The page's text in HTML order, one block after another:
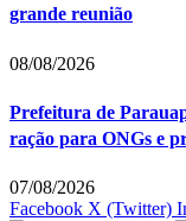
grande reunião
08/08/2026
Prefeitura de
ração para ONGs e
07/08/2026
Facebook X (Twitter)